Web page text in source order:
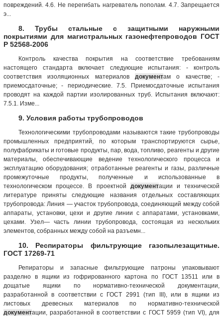
повреждений. 4.6. Не перегибать нагреватель пополам. 4.7. Запрещается
э...
8. Трубы стальные с защитными наружными
покрытиями для магистральных газонефтепроводов ГОСТ
Р 52568-2006
Контроль качества покрытия на соответствие требованиям
настоящего стандарта включает следующие испытания: - контроль
соответствия изоляционных материалов документам о качестве; -
приемосдаточные; - периодические. 7.5. Приемосдаточные испытания
проводят на каждой партии изолированных труб. Испытания включают:
7.5.1. Изме...
9. Условия работы трубопроводов
Технологическими трубопроводами называются такие трубопроводы
промышленных предприятий, по которым транспортируются сырье,
полуфабрикаты и готовые продукты, пар, вода, топливо, реагенты и другие
материалы, обеспечивающие ведение технологического процесса и
эксплуатацию оборудования; отработанные реагенты и газы, различные
промежуточные продукты, полученные и использованные в
технологическом процессе. В проектной документации и технической
литературе приняты следующие названия отдельных составляющих
трубопровода: Линия — участок трубопровода, соединяющий между собой
аппараты, установки, цехи и другие линии с аппаратами, установками,
цехами. Узел— часть линии трубопровода, состоящая из нескольких
элементов, собранных между собой на разъемн...
10. Респираторы фильтрующие газопылезащитные.
ГОСТ 17269-71
Репираторы и запасные фильтрующие патроны упаковывают
разделно в ящики из гофрированного картона по ГОСТ 13511 или в
дощатые ящики по нормативно-технической документации,
разработанной в соответствии с ГОСТ 2991 (тип III), или в ящики из
листовых древесных материалов по нормативно-технической
документации, разработанной в соответствии с ГОСТ 5959 (тип VI), для